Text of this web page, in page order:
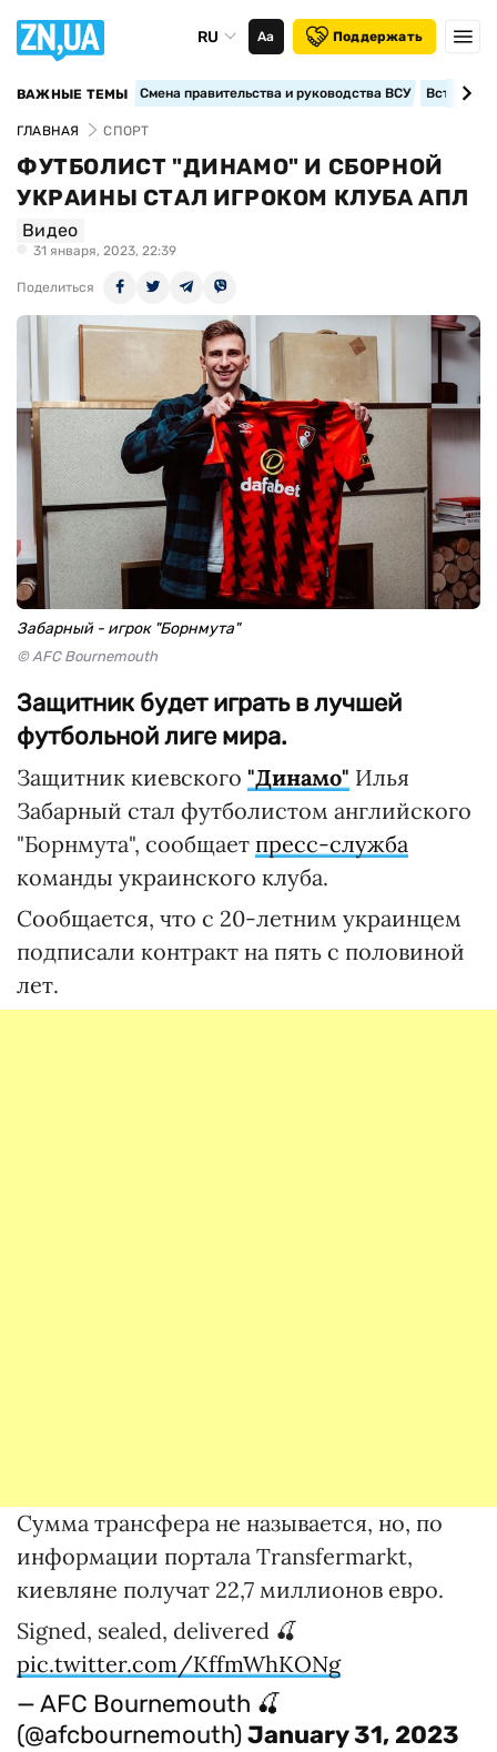
RU Аа Поддержать
ВАЖНЫЕ ТЕМЫ Смена правительства и руководства ВСУ
ГЛАВНАЯ СПОРТ
ФУТБОЛИСТ "ДИНАМО" И СБОРНОЙ
УКРАИНЫ СТАЛ ИГРОКОМ КЛУБА АПЛ
Видео
31 января, 2023, 22:39
Поделиться
Забарный - игрок "Борнмута"
© AFC Bournemouth
Защитник будет играть в лучшей
футбольной лиге мира.
Защитник киевского "Динамо" Илья
Забарный стал футболистом английского
"Борнмута", сообщает пресс-служба
команды украинского клуба.
Сообщается, что с 20-летним украинцем
подписали контракт на пять с половиной
лет.
Сумма трансфера не называется, но, по
информации портала Transfermarkt,
киевляне получат 22,7 миллионов евро.
Signed, sealed, delivered 🍒
pic.twitter.com/KffmWhKONg
— AFC Bournemouth 🍒
(@afcbournemouth)January 31, 2023